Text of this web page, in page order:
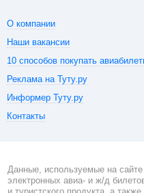
О компании
Наши вакансии
10 способов покупать
Реклама на Туту.ру
Информер Туту.ру
Контакты
Данные, используемые на
электронных авиа- и ж/д